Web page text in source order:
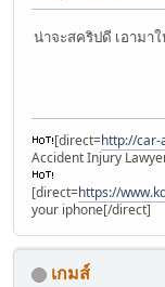
น่าจะสคริปดี เอามา
[direct=http://car-
Accident Injury
[direct=https://
your iphone[/direct]
เกมส์